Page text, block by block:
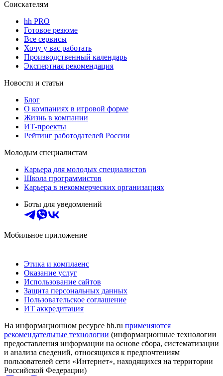
Соискателям
hh PRO
Готовое резюме
Все сервисы
Хочу у вас работать
Производственный календарь
Экспертная рекомендация
Новости и статьи
Блог
О компаниях в игровой форме
Жизнь в компании
ИТ-проекты
Рейтинг работодателей России
Молодым специалистам
Карьера для молодых специалистов
Школа программистов
Карьера в некоммерческих организациях
Боты для уведомлений
Мобильное приложение
Этика и комплаенс
Оказание услуг
Использование сайтов
Защита персональных данных
Пользовательское соглашение
ИТ аккредитация
На информационном ресурсе hh.ru применяются
рекомендательные технологии (информационные технологии
предоставления информации на основе сбора, систематизации
и анализа сведений, относящихся к предпочтениям
пользователей сети «Интернет», находящихся на территории
Российской Федерации)